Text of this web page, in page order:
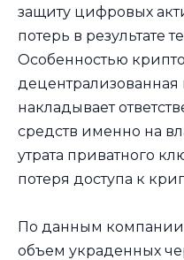
защиту цифровых
потерь в результате
Особенностью
децентрализованная
накладывает
средств именно на
утрата приватного
потеря доступа к
По данным компании
объем украденных